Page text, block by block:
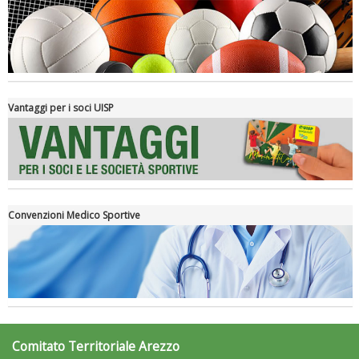
Luglio 2026: "Pensando con i piedi, si possono fare le
rivoluzioni"
Tiziano Pesce a Radio InBlu2000 traccia il bilancio della stagione
Vantaggi per i soci UISP
Convenzioni Medico Sportive
Comitato Territoriale Arezzo